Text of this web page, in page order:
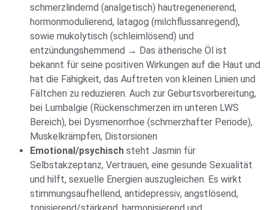
schmerzlindernd (analgetisch) hautregenerierend,
hormonmodulierend, latagog (milchflussanregend),
sowie mukolytisch (schleimlösend) und
entzündungshemmend → Das ätherische Öl ist
bekannt für seine positiven Wirkungen auf die Haut und
hat die Fähigkeit, das Auftreten von kleinen Linien und
Fältchen zu reduzieren. Auch zur Geburtsvorbereitung,
bei Lumbalgie (Rückenschmerzen im unteren LWS
Bereich), bei Dysmenorrhoe (schmerzhafter Periode),
Muskelkrämpfen, Distorsionen
Emotional/psychisch steht Jasmin für
Selbstakzeptanz, Vertrauen, eine gesunde Sexualität
und hilft, sexuelle Energien auszugleichen. Es wirkt
stimmungsaufhellend, antidepressiv, angstlösend,